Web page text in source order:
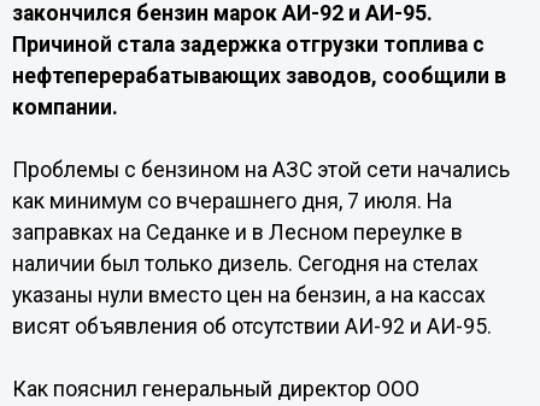
закончился бензин марок АИ-92 и АИ-95.
Причиной стала задержка отгрузки топлива с
нефтеперерабатывающих заводов, сообщили в
компании.
Проблемы с бензином на АЗС этой сети начались
как минимум со вчерашнего дня, 7 июля. На
заправках на Седанке и в Лесном переулке в
наличии был только дизель. Сегодня на стелах
указаны нули вместо цен на бензин, а на кассах
висят объявления об отсутствии АИ-92 и АИ-95.
Как пояснил генеральный директор ООО